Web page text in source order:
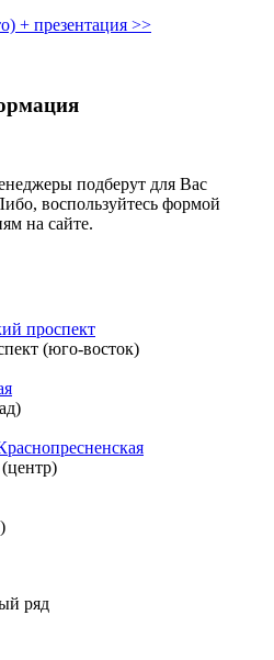
+ презентация >>
подберут для Вас
воспользуйтесь формой
на сайте.
проспект
(юго-восток)
ряд